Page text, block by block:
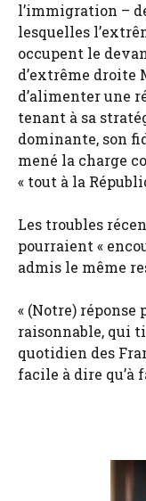
l’immigration –
lesquelles
occupent le
d’extrême droite
d’alimenter une
tenant à sa
dominante, son
mené la charge
« tout à la
Les troubles
pourraient «
admis le même
« (Notre)
raisonnable, qui
quotidien des
facile à dire qu’à